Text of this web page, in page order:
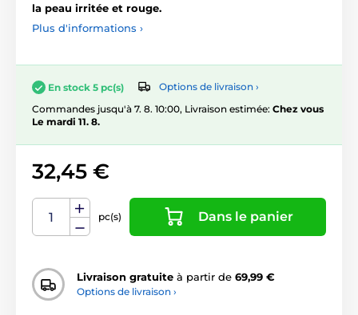
la peau irritée et rouge.
Plus d'informations ›
En stock 5 pc(s)
Options de livraison ›
Commandes jusqu'à 7. 8. 10:00, Livraison estimée: Chez vous
Le mardi 11. 8.
32,45 €
pc(s) Dans le panier
Livraison gratuite à partir de 69,99 €
Options de livraison ›